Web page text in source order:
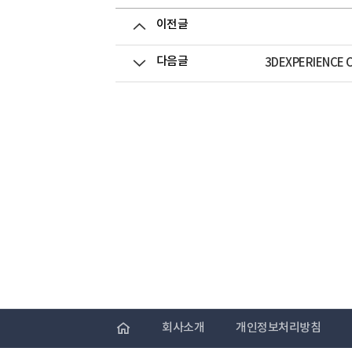
이전글
다음글 3DEXPERIENCE
회사소개 개인정보처리방침